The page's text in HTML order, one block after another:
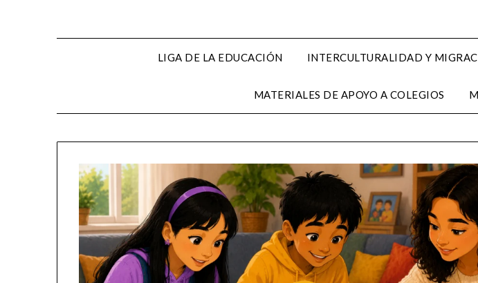
LIGA DE LA EDUCACIÓN INTERCULTURALIDAD Y
MATERIALES DE APOYO A COLEGIOS